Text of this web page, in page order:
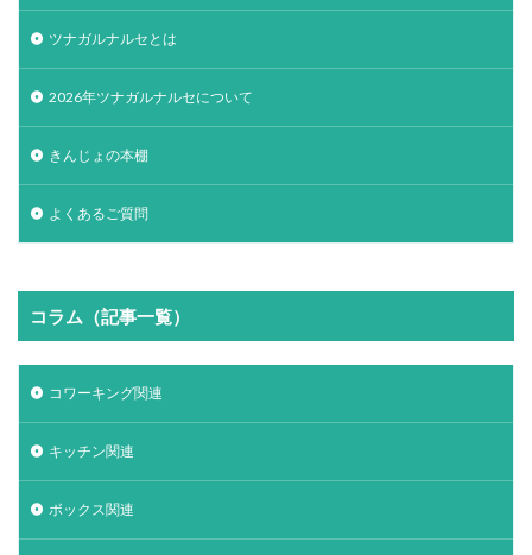
ツナガルナルセとは
2026年ツナガルナルセについて
きんじょの本棚
よくあるご質問
コラム（記事一覧）
コワーキング関連
キッチン関連
ボックス関連